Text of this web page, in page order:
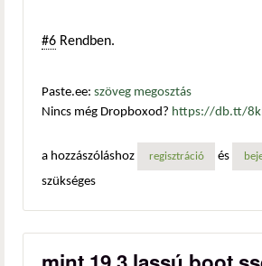
#6 Rendben.
Paste.ee: szöveg megosztás
Nincs még Dropboxod? https://db.tt/
a hozzászóláshoz
regisztráció és
szükséges